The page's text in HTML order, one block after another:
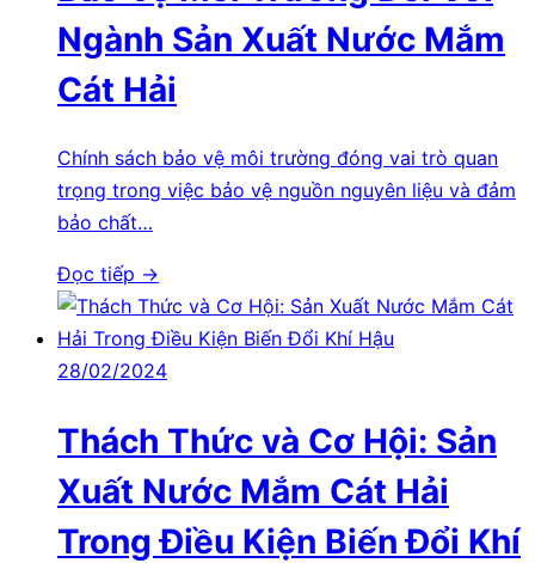
Ngành Sản Xuất Nước Mắm
Cát Hải
Chính sách bảo vệ môi trường đóng vai trò quan
trọng trong việc bảo vệ nguồn nguyên liệu và đảm
bảo chất…
Đọc tiếp →
28/02/2024
Thách Thức và Cơ Hội: Sản
Xuất Nước Mắm Cát Hải
Trong Điều Kiện Biến Đổi Khí